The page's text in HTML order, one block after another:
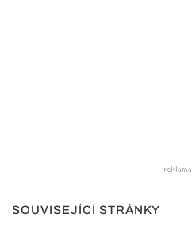
SOUVISEJÍCÍ STRÁNKY